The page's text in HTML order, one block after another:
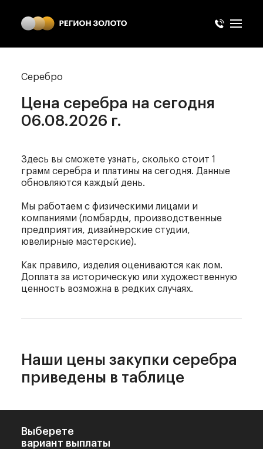
Серебро
Цена серебра на сегодня
06.08.2026 г.
Здесь вы сможете узнать, сколько стоит 1
грамм серебра и платины на сегодня. Данные
обновляются каждый день.
Мы работаем с физическими лицами и
компаниями (ломбарды, производственные
предприятия, дизайнерские студии,
ювелирные мастерские).
Как правило, изделия оцениваются как лом.
Доплата за историческую или художественную
ценность возможна в редких случаях.
Наши цены закупки серебра
приведены в таблице
Выберете
вариант выплаты